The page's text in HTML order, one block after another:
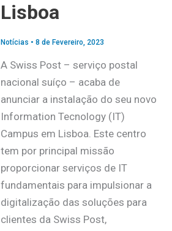
Lisboa
Notícias • 8 de Fevereiro, 2023
A Swiss Post – serviço postal
nacional suíço – acaba de
anunciar a instalação do seu novo
Information Tecnology (IT)
Campus em Lisboa. Este centro
tem por principal missão
proporcionar serviços de IT
fundamentais para impulsionar a
digitalização das soluções para
clientes da Swiss Post,